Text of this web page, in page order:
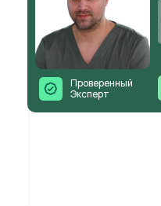
Проверенный
Эксперт